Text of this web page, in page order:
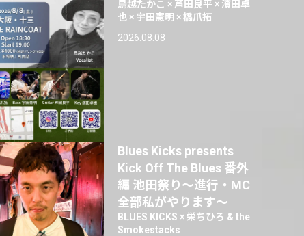
鳥越たかこ × 芦田良平 × 濱田卓
也 × 宇田憲明 × 橋爪拓
2026.08.08
Blues Kicks presents
Kick Off The Blues 番外
編 池田祭り〜進行・MC
全部私がやります〜
BLUES KICKS × 栄ちひろ & the
Smokestacks